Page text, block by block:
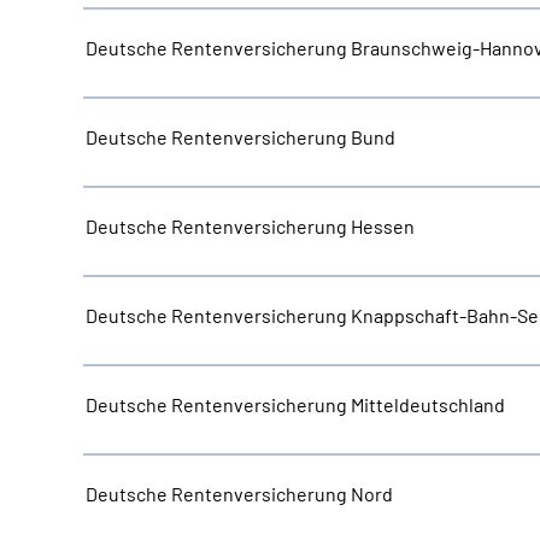
Deutsche Rentenversicherung Braunschweig-
Deutsche Rentenversicherung Bund
Deutsche Rentenversicherung Hessen
Deutsche Rentenversicherung Knappschaft-Bahn-
Deutsche Rentenversicherung Mitteldeutschland
Deutsche Rentenversicherung Nord